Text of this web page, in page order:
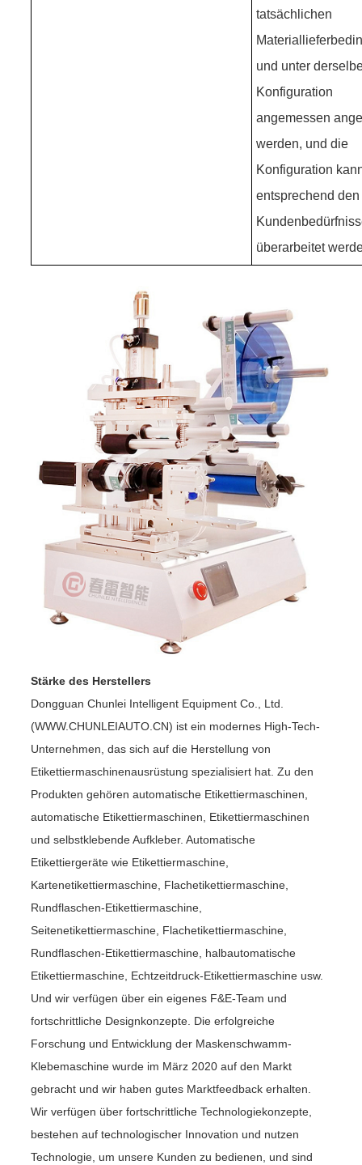
tatsächlichen
und unter
Konfiguration
angemessen
werden, und die
Konfiguration
entsprechend den
überarbeitet
Stärke des Herstellers
Dongguan Chunlei Intelligent Equipment Co., Ltd.
(WWW.CHUNLEIAUTO.CN) ist ein modernes High-Tech-
Unternehmen, das sich auf die Herstellung von
Etikettiermaschinenausrüstung spezialisiert hat. Zu den
Produkten gehören automatische Etikettiermaschinen,
automatische Etikettiermaschinen, Etikettiermaschinen
und selbstklebende Aufkleber. Automatische
Etikettiergeräte wie Etikettiermaschine,
Kartenetikettiermaschine, Flachetikettiermaschine,
Rundflaschen-Etikettiermaschine,
Seitenetikettiermaschine, Flachetikettiermaschine,
Rundflaschen-Etikettiermaschine, halbautomatische
Etikettiermaschine, Echtzeitdruck-Etikettiermaschine usw.
Und wir verfügen über ein eigenes F&E-Team und
fortschrittliche Designkonzepte. Die erfolgreiche
Forschung und Entwicklung der Maskenschwamm-
Klebemaschine wurde im März 2020 auf den Markt
gebracht und wir haben gutes Marktfeedback erhalten.
Wir verfügen über fortschrittliche Technologiekonzepte,
bestehen auf technologischer Innovation und nutzen
Technologie, um unsere Kunden zu bedienen, und sind